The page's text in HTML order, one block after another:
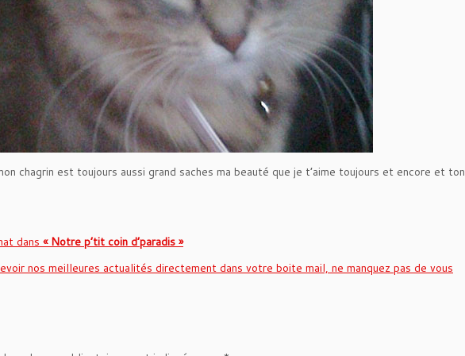
chagrin est toujours aussi grand saches ma beauté que je t’aime toujours et encore et ton
dans « Notre p’tit coin d’paradis »
nos meilleures actualités directement dans votre boite mail, ne manquez pas de vous